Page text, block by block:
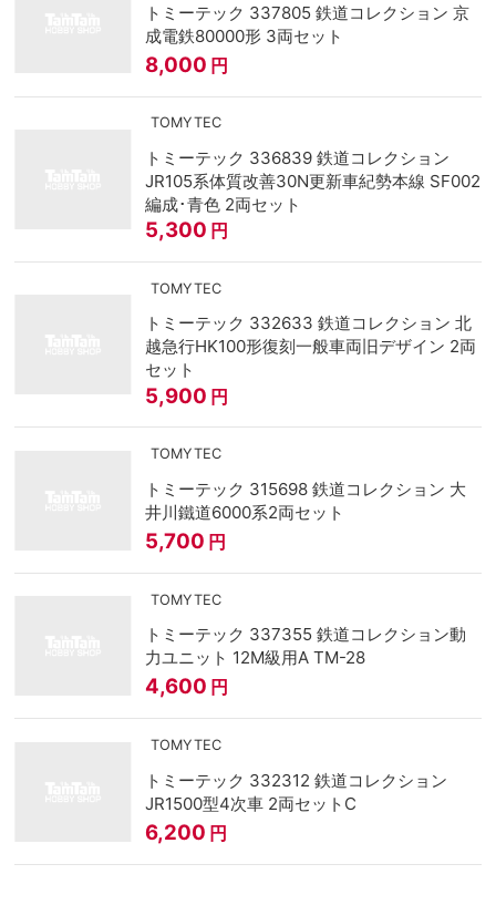
トミーテック 337805 鉄道コレクション 京
成電鉄80000形 3両セット
8,000 円
TOMYTEC
トミーテック 336839 鉄道コレクション
JR105系体質改善30N更新車紀勢本線 SF002
編成･青色 2両セット
5,300 円
TOMYTEC
トミーテック 332633 鉄道コレクション 北
越急行HK100形復刻一般車両旧デザイン 2両
セット
5,900 円
TOMYTEC
トミーテック 315698 鉄道コレクション 大
井川鐵道6000系2両セット
5,700 円
TOMYTEC
トミーテック 337355 鉄道コレクション動
力ユニット 12M級用A TM-28
4,600 円
TOMYTEC
トミーテック 332312 鉄道コレクション
JR1500型4次車 2両セットC
6,200 円